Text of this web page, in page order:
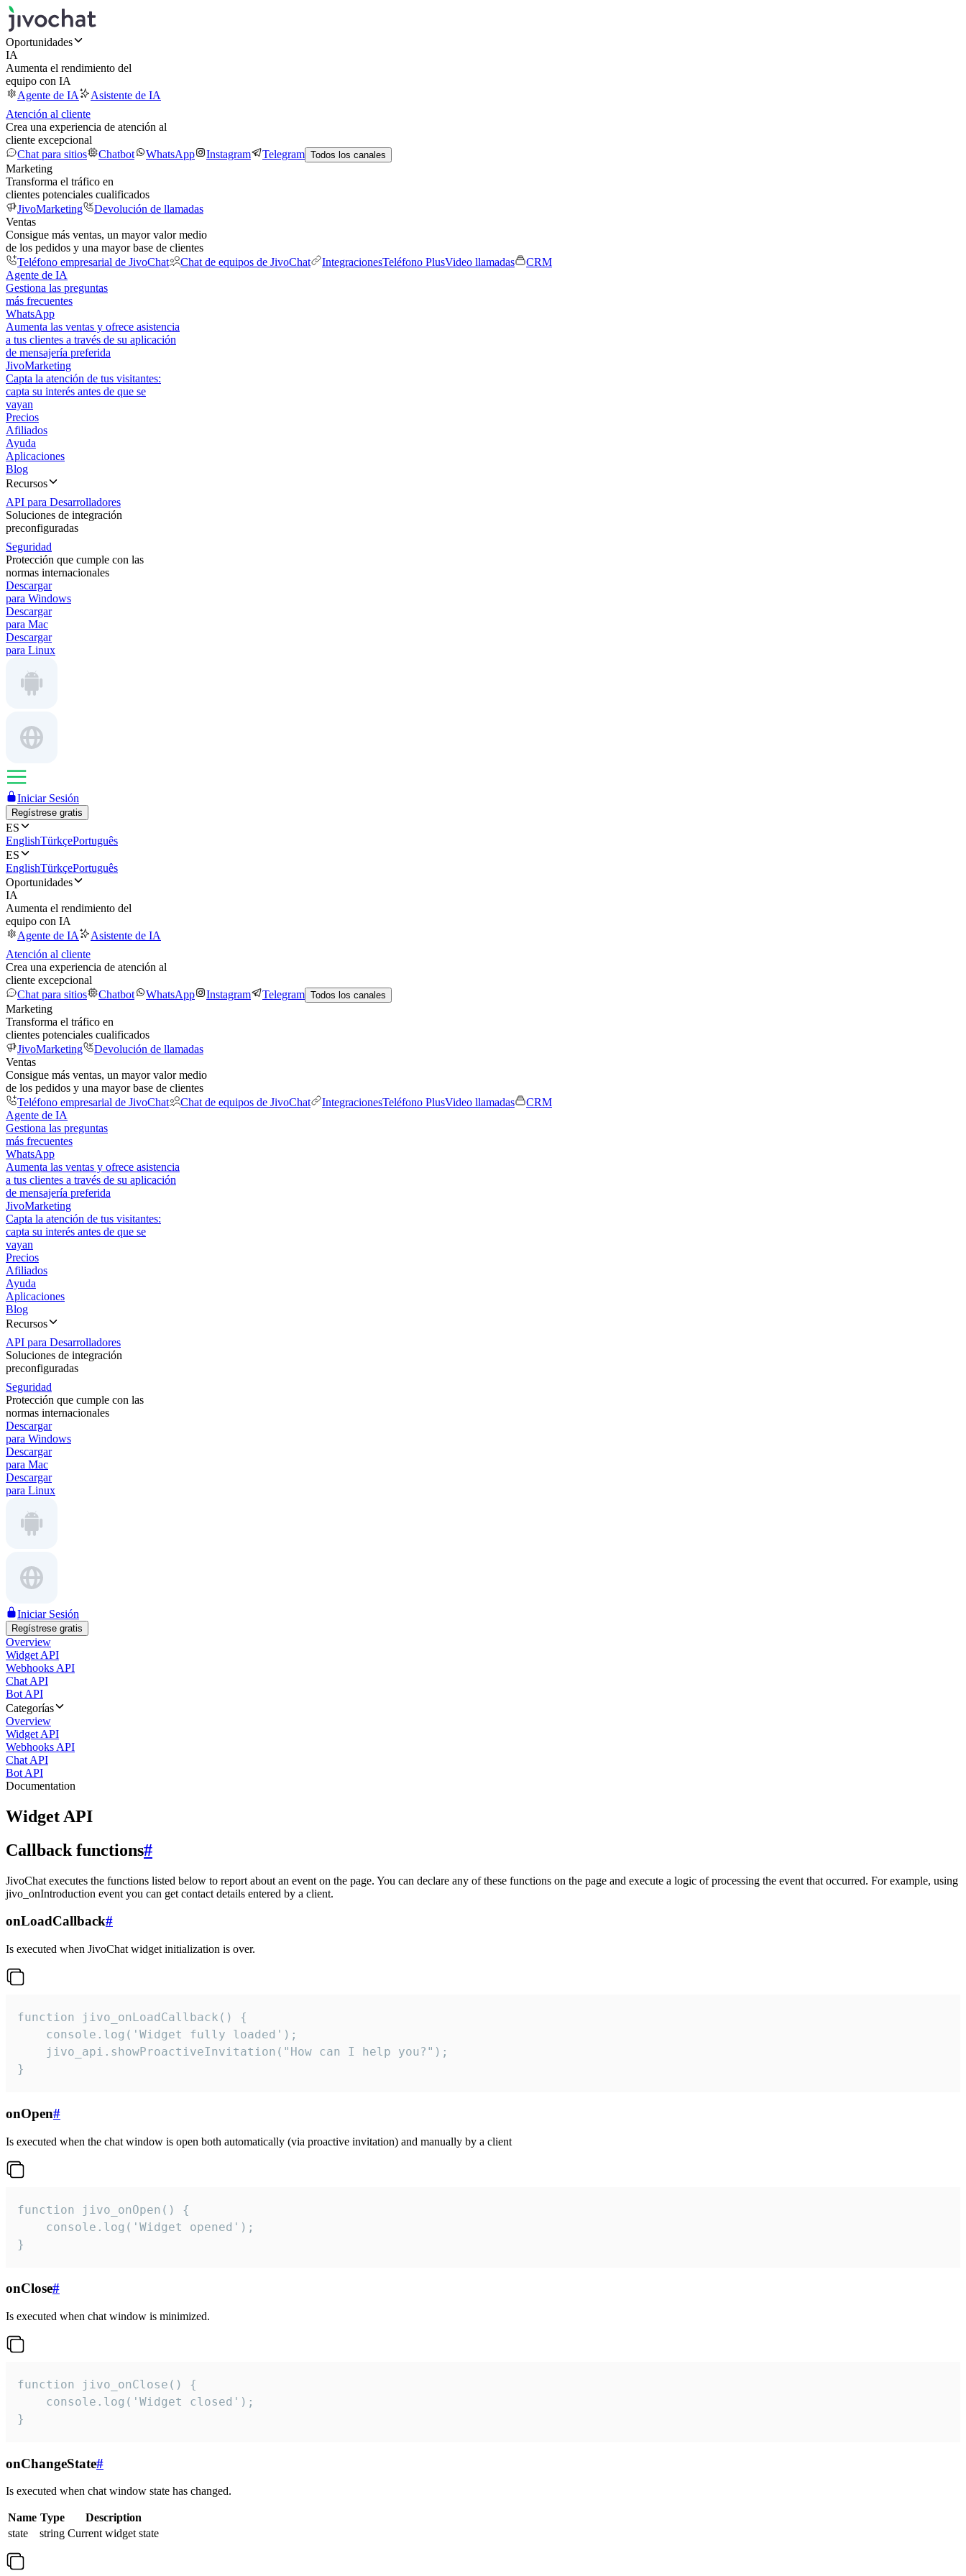
Oportunidades
IA
Aumenta el rendimiento del
equipo con IA
Agente de IA
Asistente de IA
Atención al cliente
Crea una experiencia de atención al
cliente excepcional
Chat para sitios
Chatbot WhatsApp Instagram Telegram Todos los canales
Marketing
Transforma el tráfico en
clientes potenciales cualificados
JivoMarketing
Devolución de llamadas
Ventas
Consigue más ventas, un mayor valor medio
de los pedidos y una mayor base de clientes
Teléfono empresarial de JivoChat
Chat de equipos de JivoChat IntegracionesTeléfono PlusVideo llamadas
CRM
Agente de IA
Gestiona las preguntas
más frecuentes
WhatsApp
Aumenta las ventas y ofrece asistencia
a tus clientes a través de su aplicación
de mensajería preferida
JivoMarketing
Capta la atención de tus visitantes:
capta su interés antes de que se
vayan
Precios
Afiliados
Ayuda
Aplicaciones
Blog
Recursos
API para Desarrolladores
Soluciones de integración
preconfiguradas
Seguridad
Protección que cumple con las
normas internacionales
Descargar
para Windows
Descargar
para Mac
Descargar
para Linux
Iniciar Sesión
Regístrese gratis
ES
EnglishTürkçePortuguês
ES
EnglishTürkçePortuguês
Oportunidades
IA
Aumenta el rendimiento del
equipo con IA
Agente de IA
Asistente de IA
Atención al cliente
Crea una experiencia de atención al
cliente excepcional
Chat para sitios
Chatbot WhatsApp Instagram Telegram Todos los canales
Marketing
Transforma el tráfico en
clientes potenciales cualificados
JivoMarketing
Devolución de llamadas
Ventas
Consigue más ventas, un mayor valor medio
de los pedidos y una mayor base de clientes
Teléfono empresarial de JivoChat
Chat de equipos de JivoChat IntegracionesTeléfono PlusVideo llamadas
CRM
Agente de IA
Gestiona las preguntas
más frecuentes
WhatsApp
Aumenta las ventas y ofrece asistencia
a tus clientes a través de su aplicación
de mensajería preferida
JivoMarketing
Capta la atención de tus visitantes:
capta su interés antes de que se
vayan
Precios
Afiliados
Ayuda
Aplicaciones
Blog
Recursos
API para Desarrolladores
Soluciones de integración
preconfiguradas
Seguridad
Protección que cumple con las
normas internacionales
Descargar
para Windows
Descargar
para Mac
Descargar
para Linux
Iniciar Sesión
Regístrese gratis
Overview
Widget API
Webhooks API
Chat API
Bot API
Categorías
Overview
Widget API
Webhooks API
Chat API
Bot API
Documentation
Widget API
Callback functions#
JivoChat executes the functions listed below to report about an event on the page. You can declare any of these functions on the page and execute a logic of processing the event that occurred. For example, using
jivo_onIntroduction event you can get contact details entered by a client.
onLoadCallback#
Is executed when JivoChat widget initialization is over.
function jivo_onLoadCallback() {
    console.log('Widget fully loaded');
    jivo_api.showProactiveInvitation("How can I help you?");
}
onOpen#
Is executed when the chat window is open both automatically (via proactive invitation) and manually by a client
function jivo_onOpen() {
    console.log('Widget opened');
}
onClose#
Is executed when chat window is minimized.
function jivo_onClose() {
    console.log('Widget closed');
}
onChangeState#
Is executed when chat window state has changed.
Name Type
Description
state
string Current widget state